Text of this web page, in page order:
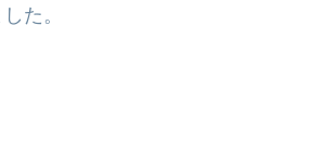
た。